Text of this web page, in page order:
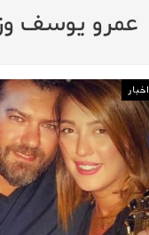
عمرو يوسف
اخبار